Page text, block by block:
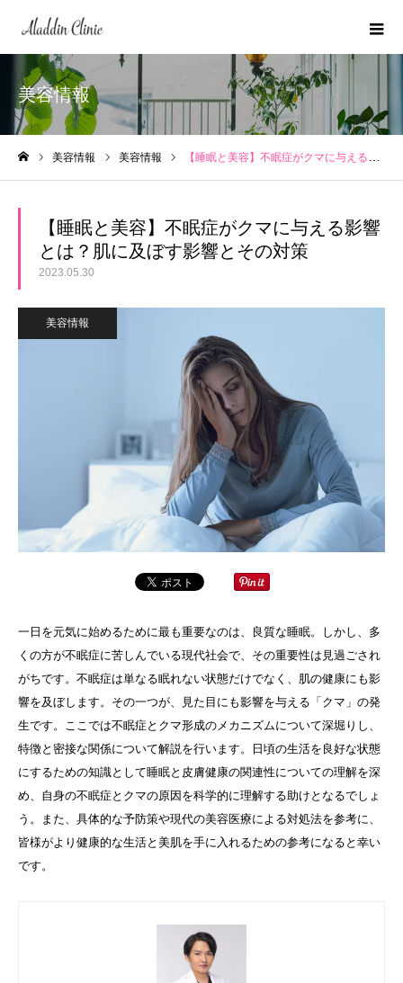
美容情報
美容情報 美容情報 【睡眠と美容】不眠症がクマに与える影響とは？肌に及ぼす影響とその対策
【睡眠と美容】不眠症がクマに与える影響
とは？肌に及ぼす影響とその対策
2023.05.30
美容情報
一日を元気に始めるために最も重要なのは、良質な睡眠。しかし、多
くの方が不眠症に苦しんでいる現代社会で、その重要性は見過ごされ
がちです。不眠症は単なる眠れない状態だけでなく、肌の健康にも影
響を及ぼします。その一つが、見た目にも影響を与える「クマ」の発
生です。ここでは不眠症とクマ形成のメカニズムについて深堀りし、
特徴と密接な関係について解説を行います。日頃の生活を良好な状態
にするための知識として睡眠と皮膚健康の関連性についての理解を深
め、自身の不眠症とクマの原因を科学的に理解する助けとなるでしょ
う。また、具体的な予防策や現代の美容医療による対処法を参考に、
皆様がより健康的な生活と美肌を手に入れるための参考になると幸い
です。